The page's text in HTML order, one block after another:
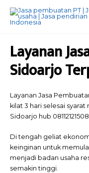
Layanan
Sidoarjo
Layanan Jasa
kilat 3 hari selesai syarat
Sidoarjo hub 08112121508
Di tengah geliat
keinginan untuk
menjadi badan usaha
semakin tinggi.